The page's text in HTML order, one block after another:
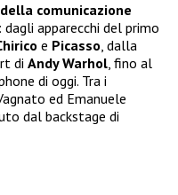
comunicazione
: dagli apparecchi del primo
e Picasso, dalla
di Andy Warhol, fino al
di oggi. Tra i
ed Emanuele
dal backstage di